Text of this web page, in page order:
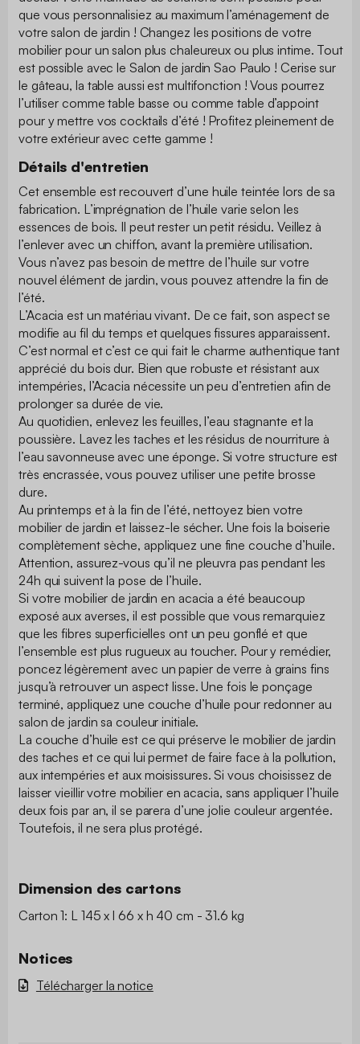
que vous personnalisiez au maximum l’aménagement de
votre salon de jardin ! Changez les positions de votre
mobilier pour un salon plus chaleureux ou plus intime. Tout
est possible avec le Salon de jardin Sao Paulo ! Cerise sur
le gâteau, la table aussi est multifonction ! Vous pourrez
l’utiliser comme table basse ou comme table d’appoint
pour y mettre vos cocktails d’été ! Profitez pleinement de
votre extérieur avec cette gamme !
Détails d'entretien
Cet ensemble est recouvert d’une huile teintée lors de sa
fabrication. L’imprégnation de l’huile varie selon les
essences de bois. Il peut rester un petit résidu. Veillez à
l’enlever avec un chiffon, avant la première utilisation.
Vous n’avez pas besoin de mettre de l’huile sur votre
nouvel élément de jardin, vous pouvez attendre la fin de
l’été.
L’Acacia est un matériau vivant. De ce fait, son aspect se
modifie au fil du temps et quelques fissures apparaissent.
C’est normal et c’est ce qui fait le charme authentique tant
apprécié du bois dur. Bien que robuste et résistant aux
intempéries, l’Acacia nécessite un peu d’entretien afin de
prolonger sa durée de vie.
Au quotidien, enlevez les feuilles, l’eau stagnante et la
poussière. Lavez les taches et les résidus de nourriture à
l’eau savonneuse avec une éponge. Si votre structure est
très encrassée, vous pouvez utiliser une petite brosse
dure.
Au printemps et à la fin de l’été, nettoyez bien votre
mobilier de jardin et laissez-le sécher. Une fois la boiserie
complètement sèche, appliquez une fine couche d’huile.
Attention, assurez-vous qu’il ne pleuvra pas pendant les
24h qui suivent la pose de l’huile.
Si votre mobilier de jardin en acacia a été beaucoup
exposé aux averses, il est possible que vous remarquiez
que les fibres superficielles ont un peu gonflé et que
l’ensemble est plus rugueux au toucher. Pour y remédier,
poncez légèrement avec un papier de verre à grains fins
jusqu’à retrouver un aspect lisse. Une fois le ponçage
terminé, appliquez une couche d’huile pour redonner au
salon de jardin sa couleur initiale.
La couche d’huile est ce qui préserve le mobilier de jardin
des taches et ce qui lui permet de faire face à la pollution,
aux intempéries et aux moisissures. Si vous choisissez de
laisser vieillir votre mobilier en acacia, sans appliquer l’huile
deux fois par an, il se parera d’une jolie couleur argentée.
Toutefois, il ne sera plus protégé.
Dimension des cartons
Carton 1: L 145 x l 66 x h 40 cm - 31.6 kg
Notices
Télécharger la notice